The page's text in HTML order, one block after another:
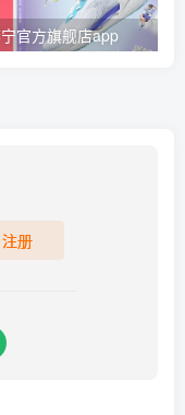
官方旗舰店app
注册